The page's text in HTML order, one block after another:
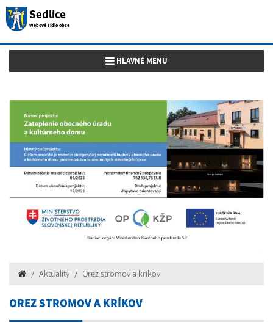
Sedlice
Webové sídlo obce
Toggle navigation
HLAVNÉ MENU
Aktuality Orez stromov a kríkov
OREZ STROMOV A KRÍKOV